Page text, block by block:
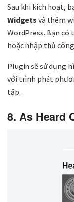
Sau khi kích hoạt,
Widgets và thêm
WordPress. Bạn
hoặc nhập thủ
Plugin sẽ sử dụng
với trình phát
tập.
8. As Heard